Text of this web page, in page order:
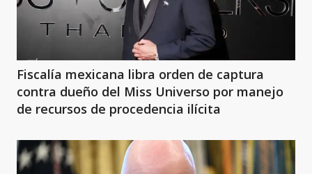
Fiscalía mexicana libra orden de captura
contra dueño del Miss Universo por manejo
de recursos de procedencia ilícita